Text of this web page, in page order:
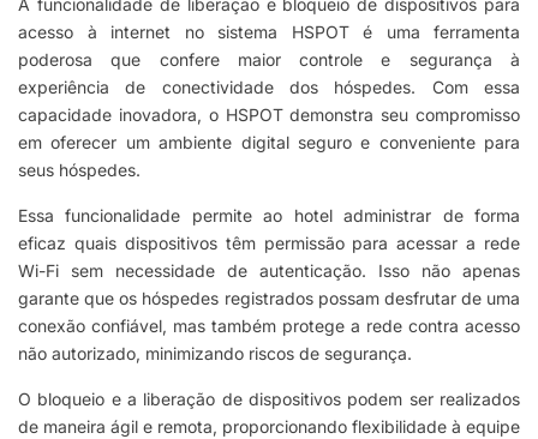
A funcionalidade de liberação e bloqueio de dispositivos para
acesso à internet no sistema HSPOT é uma ferramenta
poderosa que confere maior controle e segurança à
experiência de conectividade dos hóspedes. Com essa
capacidade inovadora, o HSPOT demonstra seu compromisso
em oferecer um ambiente digital seguro e conveniente para
seus hóspedes.
Essa funcionalidade permite ao hotel administrar de forma
eficaz quais dispositivos têm permissão para acessar a rede
Wi-Fi sem necessidade de autenticação. Isso não apenas
garante que os hóspedes registrados possam desfrutar de uma
conexão confiável, mas também protege a rede contra acesso
não autorizado, minimizando riscos de segurança.
O bloqueio e a liberação de dispositivos podem ser realizados
de maneira ágil e remota, proporcionando flexibilidade à equipe